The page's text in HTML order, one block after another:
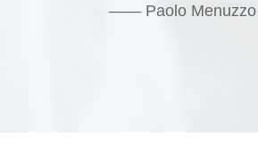
—— Paolo Menuzzo